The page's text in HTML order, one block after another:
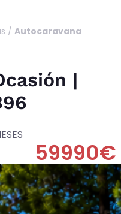
/ Autocaravana
|
59990€